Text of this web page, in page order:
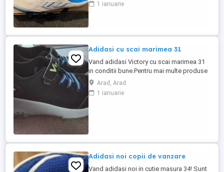
1 ianuarie
Adidasi cu scai marimea 31
Vand adidasi Victory cu scai marimea 31
in conditii bune.Pentru mai multe produse
vizualizati si celelalte anunturi.Am si haine
la lot.
Arad, Arad
1 ianuarie
Adidasi noi copii de vanzare
Vand adidasi noi in cutie masura 34! Sunt